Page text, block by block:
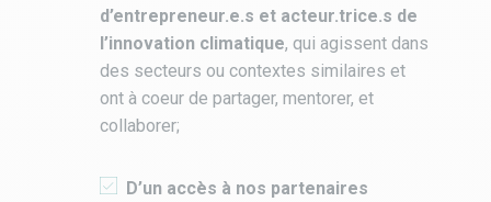
d’entrepreneur.e.s et acteur.trice.s de
l’innovation climatique, qui agissent dans
des secteurs ou contextes similaires et
ont à coeur de partager, mentorer, et
collaborer;
D’un accès à nos partenaires